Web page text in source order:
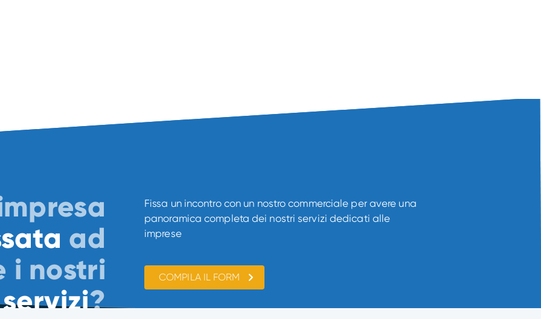
ad
i nostri
servizi?
Fissa un incontro con un nostro commerciale per avere una
panoramica completa dei nostri servizi dedicati alle
imprese
COMPILA IL FORM